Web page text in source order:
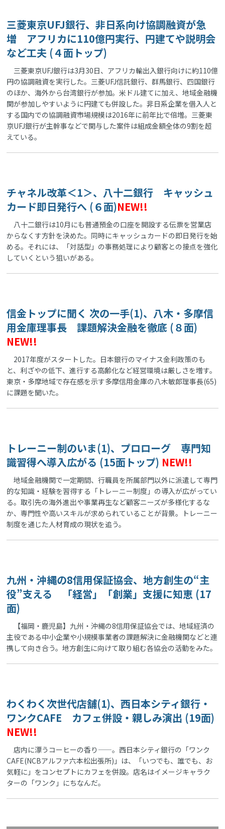
三菱東京UFJ銀行、非日系向け協調融資が急
増 アフリカに110億円実行、円建てや説明会
など工夫 (４面トップ)
三菱東京UFJ銀行は3月30日、アフリカ輸出入銀行向けに約110億
円の協調融資を実行した。三菱UFJ信託銀行、群馬銀行、四国銀行
のほか、海外から台湾銀行が参加。米ドル建てに加え、地域金融機
関が参加しやすいように円建ても併設した。非日系企業を借入人と
する国内での協調融資市場規模は2016年に前年比で倍増。三菱東
京UFJ銀行が主幹事などで関与した案件は組成金額全体の9割を超
えている。
チャネル改革＜1＞、八十二銀行 キャッシュ
カード即日発行へ (６面)NEW!!
八十二銀行は10月にも普通預金の口座を開設する伝票を営業店
からなくす方針を決めた。同時にキャッシュカードの即日発行を始
める。それには、「対話型」の事務処理により顧客との接点を強化
していくという狙いがある。
信金トップに聞く 次の一手(1)、八木・多摩信
用金庫理事長 課題解決金融を徹底 (８面)
NEW!!
2017年度がスタートした。日本銀行のマイナス金利政策のも
と、利ざやの低下、進行する高齢化など経営環境は厳しさを増す。
東京・多摩地域で存在感を示す多摩信用金庫の八木敏郎理事長(65)
に課題を聞いた。
トレーニー制のいま(1)、プロローグ 専門知
識習得へ導入広がる (15面トップ) NEW!!
地域金融機関で一定期間、行職員を所属部門以外に派遣して専門
的な知識・経験を習得する「トレーニー制度」の導入が広がってい
る。取引先の海外進出や事業再生など顧客ニーズが多様化するな
か、専門性や高いスキルが求められていることが背景。トレーニー
制度を通じた人材育成の現状を追う。
九州・沖縄の8信用保証協会、地方創生の“主
役”支える 「経営」「創業」支援に知恵 (17
面)
【福岡・鹿児島】九州・沖縄の8信用保証協会では、地域経済の
主役である中小企業や小規模事業者の課題解決に金融機関などと連
携して向き合う。地方創生に向けて取り組む各協会の活動をみた。
わくわく次世代店舗(1)、西日本シティ銀行・
ワンクCAFE カフェ併設・親しみ演出 (19面)
NEW!!
店内に漂うコーヒーの香り——。西日本シティ銀行の「ワンク
CAFE(NCBアルファ六本松出張所)」は、「いつでも、誰でも、お
気軽に」をコンセプトにカフェを併設。店名はイメージキャラク
ターの「ワンク」にちなんだ。